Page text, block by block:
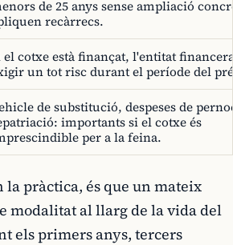
de 25 anys sense ampliació
recàrrecs.
el cotxe està finançat, l'entitat
un tot risc durant el període del
de substitució, despeses de
importants si el cotxe és
per a la feina.
la pràctica, és que un mateix
modalitat al llarg de la vida del
els primers anys, tercers